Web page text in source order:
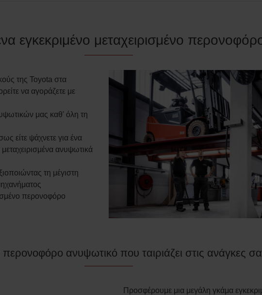
εγκεκριμένο μεταχειρισμένο
της Toyota στα
να αγοράζετε με
μας καθ' όλη τη
είτε ψάχνετε για ένα
ανυψωτικά
τη μέγιστη
περονοφόρο
περονοφόρο ανυψωτικό που ταιριάζει στις ανάγκες
Προσφέρουμε μια μεγάλη γκάμα